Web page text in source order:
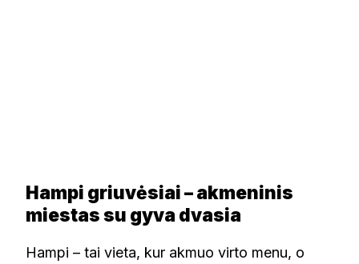
Hampi griuvėsiai – akmeninis
miestas su gyva dvasia
Hampi – tai vieta, kur akmuo virto menu, o